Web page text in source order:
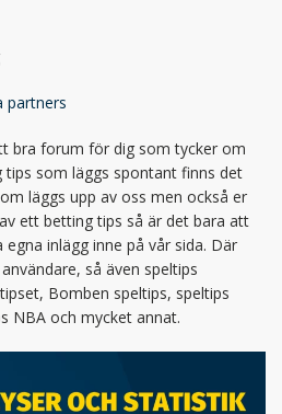
partners
bra forum för dig som tycker om
som läggs spontant finns det
läggs upp av oss men också er
ett betting tips så är det bara att
inlägg inne på vår sida. Där
så även speltips
Bomben speltips, speltips
NBA och mycket annat.